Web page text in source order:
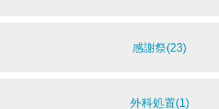
感謝祭(23)
外科処置(1)